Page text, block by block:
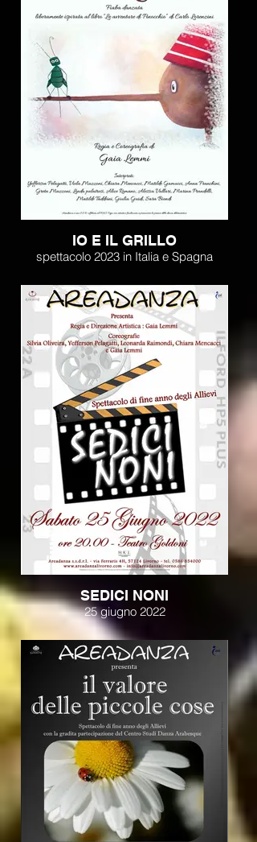
IO E IL GRILLO
spettacolo 2023 in Italia e Spagna
SEDICI NONI
25 giugno 2022